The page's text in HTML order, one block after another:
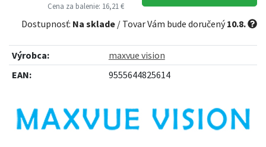
Cena za balenie: 16,21 €
Dostupnosť: Na sklade / Tovar Vám bude doručený10.8.
Výrobca:
maxvue vision
EAN:
9555644825614